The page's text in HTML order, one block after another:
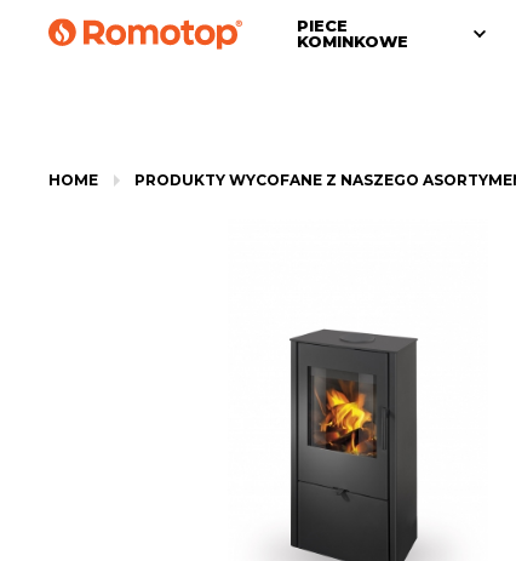
PIECE
KOMINKOWE
HOME PRODUKTY WYCOFANE Z NASZEGO